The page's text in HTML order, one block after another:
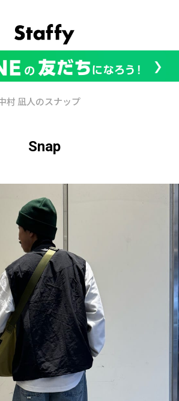
村 凪人のスナップ
Snap